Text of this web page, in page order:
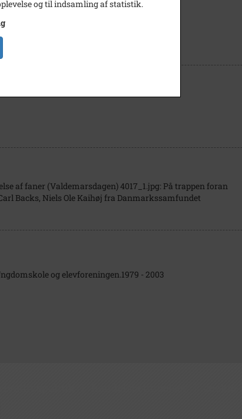
af faner (Valdemarsdagen) 4017_1.jpg: På trappen foran
Backs, Niels Ole Kaihøj fra Danmarkssamfundet
og elevforeningen.1979 - 2003
og til indsamling af statistik.